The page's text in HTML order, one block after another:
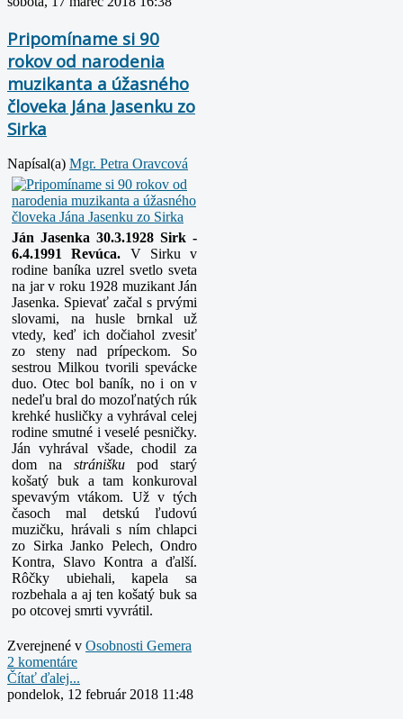
Pripomíname si 90
rokov od narodenia
muzikanta a úžasného
človeka Jána Jasenku zo
Sirka
Napísal(a) Mgr. Petra Oravcová
Ján Jasenka 30.3.1928 Sirk -
6.4.1991 Revúca. V Sirku v
rodine baníka uzrel svetlo sveta
na jar v roku 1928 muzikant Ján
Jasenka. Spievať začal s prvými
slovami, na husle brnkal už
vtedy, keď ich dočiahol zvesiť
zo steny nad prípeckom. So
sestrou Milkou tvorili spevácke
duo. Otec bol baník, no i on v
nedeľu bral do mozoľnatých rúk
krehké husličky a vyhrával celej
rodine smutné i veselé pesničky.
Ján vyhrával všade, chodil za
dom na stránišku pod starý
košatý buk a tam konkuroval
spevavým vtákom. Už v tých
časoch mal detskú ľudovú
muzičku, hrávali s ním chlapci
zo Sirka Janko Pelech, Ondro
Kontra, Slavo Kontra a ďalší.
Rôčky ubiehali, kapela sa
rozbehala a aj ten košatý buk sa
po otcovej smrti vyvrátil.
Zverejnené v Osobnosti Gemera
2 komentáre
Čítať ďalej...
pondelok, 12 február 2018 11:48